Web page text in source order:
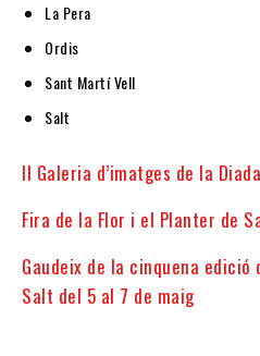
La Pera
Ordis
Sant Martí Vell
Salt
II Galeria d’imatges de la
Fira de la Flor i el Planter de
Gaudeix de la cinquena edició
Salt del 5 al 7 de maig